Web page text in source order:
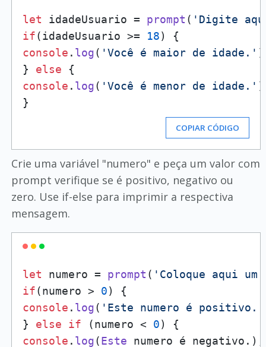
let idadeUsuario = prompt ( 'Digite
if(idadeUsuario >= 18
console . log( 'Você é maior de idade.'
} else
console . log( 'Você é menor de idade.'
COPIAR CÓDIGO
Crie uma variável "numero" e peça um valor com
prompt verifique se é positivo, negativo ou
zero. Use if-else para imprimir a respectiva
mensagem.
let numero = prompt ( 'Coloque aqui
if(numero > 0
console . log( 'Este numero é positivo.'
} else if (numero < 0
console . log(Este numero é negativo.);